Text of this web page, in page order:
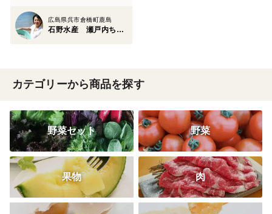
広島県呉市倉橋町鹿島
石野水産 瀬戸内ちりめん ひじき
カテゴリーから商品を探す
野菜セット 野菜
果物 肉